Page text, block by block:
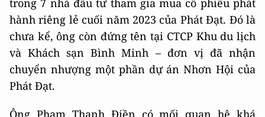
trong 7 nhà đầu tư tham gia mua cổ phiếu phát
hành riêng lẻ cuối năm 2023 của Phát Đạt. Đó là
chưa kể, ông còn đứng tên tại CTCP Khu du lịch
và Khách sạn Bình Minh – đơn vị đã nhận
chuyển nhượng một phần dự án Nhơn Hội của
Phát Đạt.
Ông Phạm Thanh Điền có mối quan hệ khá